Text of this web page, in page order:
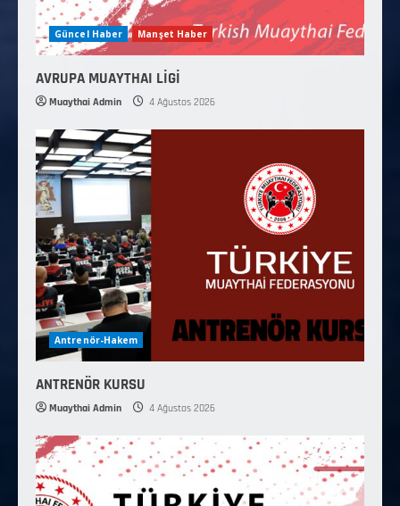
Güncel Haber Manşet Haber
AVRUPA MUAYTHAI LİGİ
Muaythai Admin 4 Ağustos 2026
Antrenör-Hakem
ANTRENÖR KURSU
Muaythai Admin 4 Ağustos 2026